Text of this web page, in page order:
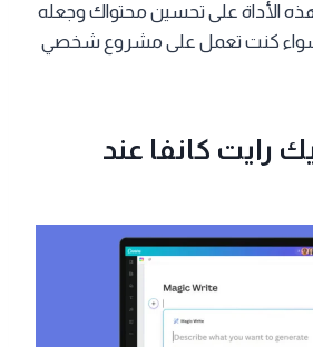
الأداة على تحسين محتواك وجعله
سواء كنت تعمل على مشروع شخصي
رايت كانفا عند